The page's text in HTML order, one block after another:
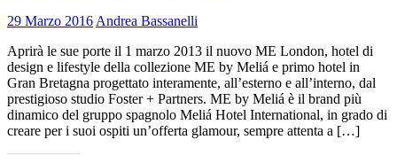
29 Marzo 2016 Andrea Bassanelli
Aprirà le sue porte il 1 marzo 2013 il nuovo ME London, hotel di
design e lifestyle della collezione ME by Meliá e primo hotel in
Gran Bretagna progettato interamente, all’esterno e all’interno, dal
prestigioso studio Foster + Partners. ME by Meliá è il brand più
dinamico del gruppo spagnolo Meliá Hotel International, in grado di
creare per i suoi ospiti un’offerta glamour, sempre attenta a […]